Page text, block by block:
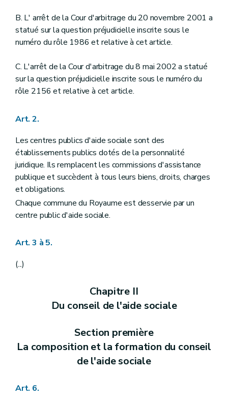
Art. 34
Art. 35
Art. 36
Art. 37
Art. 40
Chapitre III Du personnel du centre public d'aide sociale
Art. 41
Art. 44
Art. 46
Art. 47
Art. 48
Art. 49
Art. 50
Art. 51
Art. 52
Art. 53
Art. 54
Art. 56
Art. 57ter/1
Art. 57ter/2
Art. 59
Art. 60
bis
B. L' arrêt de la Cour d'arbitrage du 20 novembre 2001 a
statué sur la question préjudicielle inscrite sous le
numéro du rôle 1986 et relative à cet article.
C. L'arrêt de la Cour d'arbitrage du 8 mai 2002 a statué
sur la question préjudicielle inscrite sous le numéro du
rôle 2156 et relative à cet article.
Art. 2.
Les centres publics d'aide sociale sont des
établissements publics dotés de la personnalité
juridique. Ils remplacent les commissions d'assistance
publique et succèdent à tous leurs biens, droits, charges
et obligations.
Chaque commune du Royaume est desservie par un
centre public d'aide sociale.
Art. 3 à 5.
(...)
Chapitre II
Du conseil de l'aide sociale
Section première
La composition et la formation du conseil
de l'aide sociale
Art. 6.